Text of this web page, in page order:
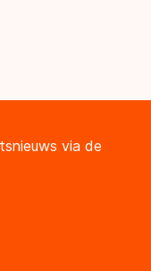
via de